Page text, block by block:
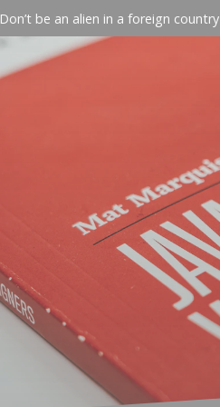
Don’t be an alien in a foreign country